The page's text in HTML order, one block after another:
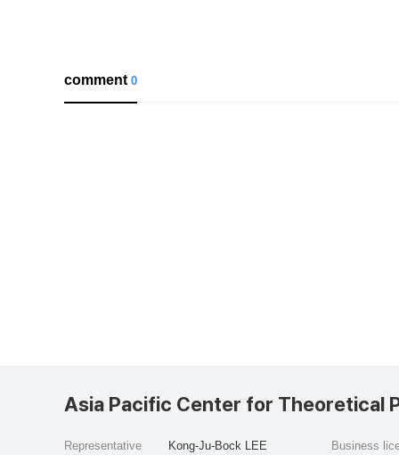
comment0
Asia Pacific Center for Theoretical
Representative Kong-Ju-Bock LEE Business